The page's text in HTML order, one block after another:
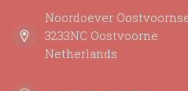
Noordoever
3233NC Oostvoorne
Netherlands